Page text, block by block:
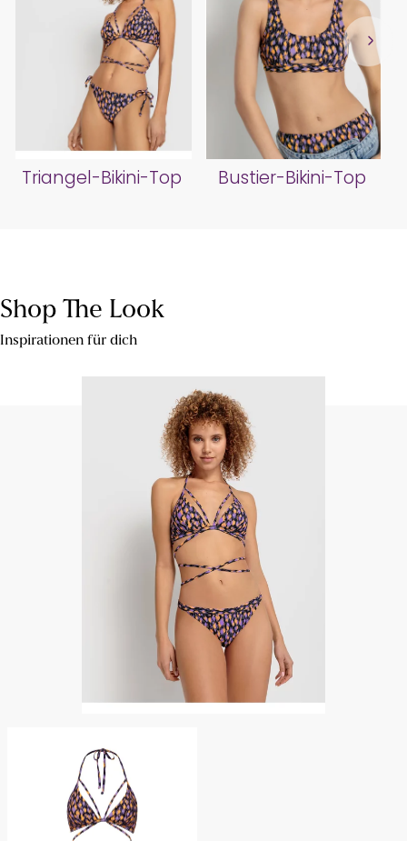
Triangel-Bikini-Top Bustier-Bikini-Top
Shop The Look
Inspirationen für dich